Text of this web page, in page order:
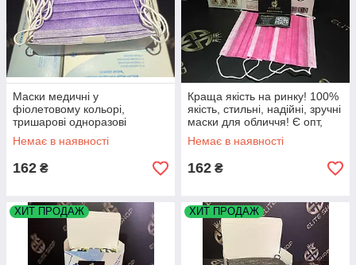
Маски медичні у
фіолетовому кольорі,
тришарові одноразові
Немає в наявності
162 ₴
Краща якість на ринку! 100%
якість, стильні, надійні, зручні
маски для обличчя! Є опт,
безнал!
Немає в наявності
162 ₴
ХИТ ПРОДАЖ ХИТ ПРОДАЖ